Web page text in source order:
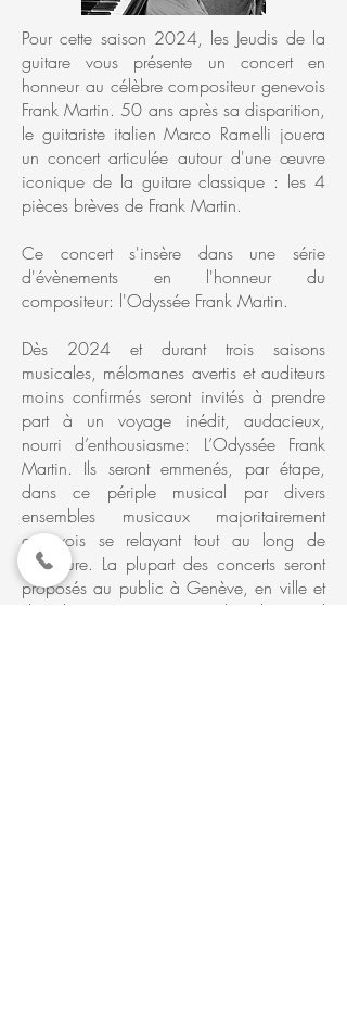
Pour cette saison 2024, les Jeudis de la
guitare vous présente un concert en
honneur au célèbre compositeur genevois
Frank Martin. 50 ans après sa disparition,
le guitariste italien Marco Ramelli jouera
un concert articulée autour d'une œuvre
iconique de la guitare classique : les 4
pièces brèves de Frank Martin.
Ce concert s'insère dans une série
d'évènements en l'honneur du
compositeur: l'Odyssée Frank Martin.
Dès 2024 et durant trois saisons
musicales, mélomanes avertis et auditeurs
moins confirmés seront invités à prendre
part à un voyage inédit, audacieux,
nourri d’enthousiasme: L’Odyssée Frank
Martin. Ils seront emmenés, par étape,
dans ce périple musical par divers
ensembles musicaux majoritairement
genevois se relayant tout au long de
l’aventure. La plupart des concerts seront
proposés au public à Genève, en ville et
dans le canton, ainsi que dans le Grand